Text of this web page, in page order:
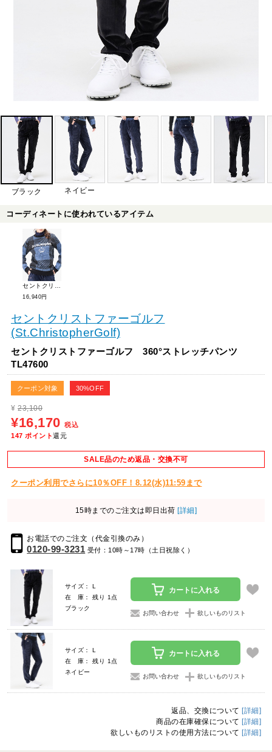
ブラック ネイビー
コーディネートに使われているアイテム
16,940円
セントクリストファーゴルフ
(St.ChristopherGolf)
セントクリストファーゴルフ 360°ストレッチパンツ
TL47600
クーポン対象 30%OFF
¥ 23,100
¥16,170 税込
147 ポイント還元
SALE品のため返品・交換不可
クーポン利用でさらに10％OFF！8.12(水)11:59まで
15時までのご注文は即日出荷 [詳細]
お電話でのご注文（代金引換のみ）
0120-99-3231 受付：10時～17時（土日祝除く）
サイズ： L
在 庫： 残り 1点
ブラック
カートに入れる
お問い合わせ 欲しいものリスト
サイズ： L
在 庫： 残り 1点
ネイビー
カートに入れる
お問い合わせ 欲しいものリスト
返品、交換について [詳細]
商品の在庫確保について [詳細]
欲しいものリストの使用方法について [詳細]